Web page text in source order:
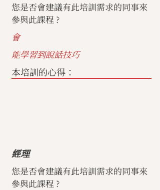
您是否會建議有此培訓需求的同事來
參與此課程 ?
會
能學習到說話技巧
本培訓的心得：
經理
您是否會建議有此培訓需求的同事來
參與此課程 ?